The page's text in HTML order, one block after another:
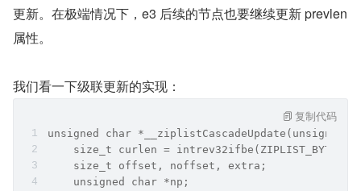
更新。在极端情况下，e3 后续的节点也要继续更新 prevlen
属性。
我们看一下级联更新的实现：
unsigned char
size_t curlen =
    size_t offset, noffset, extra;
    unsigned char *np;
复制代码